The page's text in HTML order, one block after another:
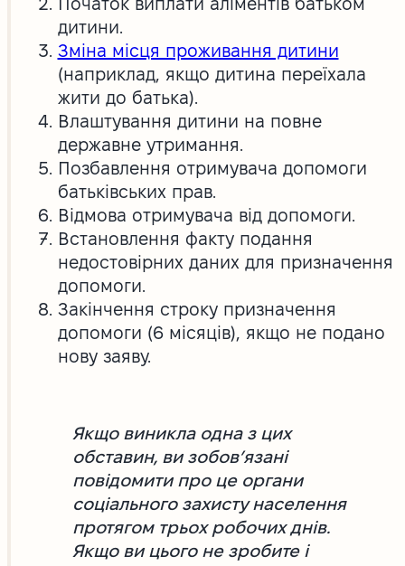
Початок виплати аліментів батьком
дитини.
Зміна місця проживання дитини
(наприклад, якщо дитина переїхала
жити до батька).
Влаштування дитини на повне
державне утримання.
Позбавлення отримувача допомоги
батьківських прав.
Відмова отримувача від допомоги.
Встановлення факту подання
недостовірних даних для призначення
допомоги.
Закінчення строку призначення
допомоги (6 місяців), якщо не подано
нову заяву.
Якщо виникла одна з цих
обставин, ви зобов’язані
повідомити про це органи
соціального захисту населення
протягом трьох робочих днів.
Якщо ви цього не зробите і